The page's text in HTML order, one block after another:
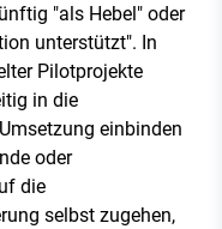
"als Hebel" oder
unterstützt". In
Pilotprojekte
in die
einbinden
oder
die
selbst zugehen,